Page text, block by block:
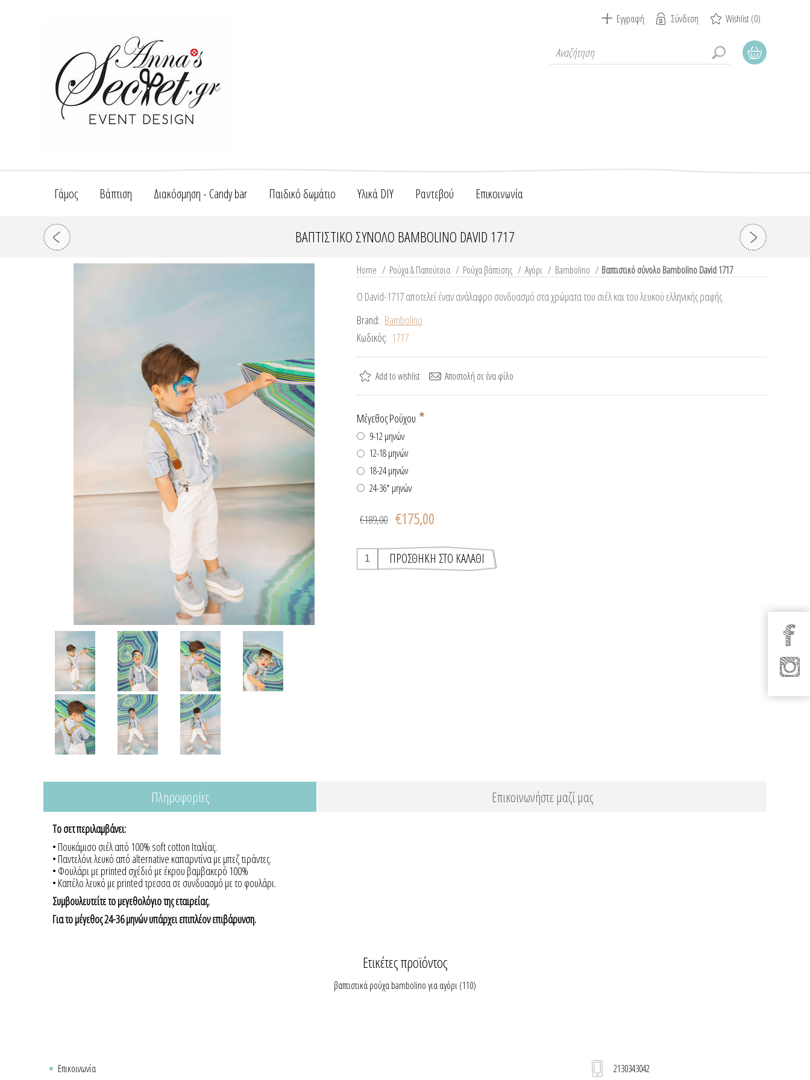
Εγγραφή Σύνδεση Wishlist(0)
Γάμος Βάπτιση Διακόσμηση - Candy bar Παιδικό δωμάτιο Υλικά DIY Ραντεβού Επικοινωνία
ΒΑΠΤΙΣΤΙΚΌ ΣΎΝΟΛΟ BAMBOLINO DAVID 1717
Home / Ρούχα & Παπούτσια / Ρούχα βάπτισης / Αγόρι / Bambolino / Βαπτιστικό σύνολο Bambolino David 1717
Ο David-1717 αποτελεί έναν ανάλαφρο συνδυασμό στα χρώματα του σιέλ και του λευκού ελληνικής ραφής.
Brand: Bambolino
Κωδικός: 1717
Μέγεθος Ρούχου *
9-12 μηνών
12-18 μηνών
18-24 μηνών
24-36* μηνών
€189,00 €175,00
Πληροφορίες Επικοινωνήστε μαζί μας
To σετ περιλαμβάνει:
• Πουκάμισο σιέλ από 100% soft cotton Ιταλίας.
• Παντελόνι λευκό από alternative καπαρντίνα με μπεζ τιράντες.
• Φουλάρι με printed σχέδιό με έκρου βαμβακερό 100%
• Καπέλο λευκό με printed τρεσσα σε συνδυασμό με το φουλάρι.
Συμβουλευτείτε το μεγεθολόγιο της εταιρείας.
Για το μέγεθος 24-36 μηνών υπάρχει επιπλέον επιβάρυνση.
Ετικέτες προϊόντος
βαπτιστικά ρούχα bambolino για αγόρι(110)
Επικοινωνία 2130343042